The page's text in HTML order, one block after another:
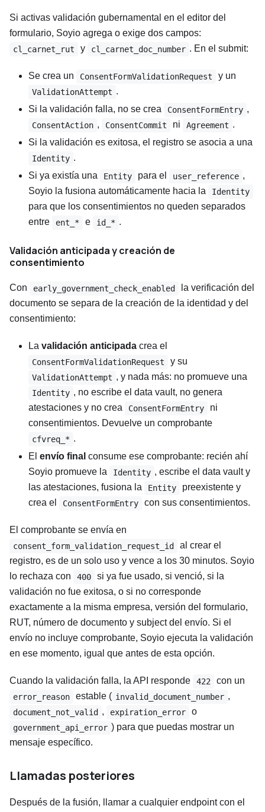
Si activas validación gubernamental en el editor del
formulario, Soyio agrega o exige dos campos:
cl_carnet_rut y cl_carnet_doc_number . En el submit:
Se crea un ConsentFormValidationRequest y un
ValidationAttempt .
Si la validación falla, no se crea
ConsentFormEntry ,
ConsentAction , ConsentCommit ni Agreement .
Si la validación es exitosa, el registro se asocia a una
Identity .
Si ya existía una
Entity para el user_reference ,
Soyio la fusiona automáticamente hacia la
Identity
para que los consentimientos no queden separados
entre
ent_* e id_* .
Validación anticipada y creación de
consentimiento
Con early_government_check_enabled
la verificación del
documento se separa de la creación de la identidad y del
consentimiento:
La validación anticipada crea el
ConsentFormValidationRequest y su
ValidationAttempt , y nada más: no promueve una
Identity , no escribe el data vault, no genera
atestaciones y no crea
ConsentFormEntry
ni
consentimientos. Devuelve un comprobante
cfvreq_* .
El envío final consume ese comprobante: recién ahí
Soyio promueve la
Identity , escribe el data vault y
las atestaciones, fusiona la
Entity
preexistente y
crea el
ConsentFormEntry con sus consentimientos.
El comprobante se envía en
consent_form_validation_request_id
al crear el
registro, es de un solo uso y vence a los 30 minutos. Soyio
lo rechaza con
400
si ya fue usado, si venció, si la
validación no fue exitosa, o si no corresponde
exactamente a la misma empresa, versión del formulario,
RUT, número de documento y subject del envío. Si el
envío no incluye comprobante, Soyio ejecuta la validación
en ese momento, igual que antes de esta opción.
Cuando la validación falla, la API responde 422 con un
error_reason estable ( invalid_document_number ,
document_not_valid , expiration_error o
government_api_error ) para que puedas mostrar un
mensaje específico.
Llamadas posteriores
Después de la fusión, llamar a cualquier endpoint con el